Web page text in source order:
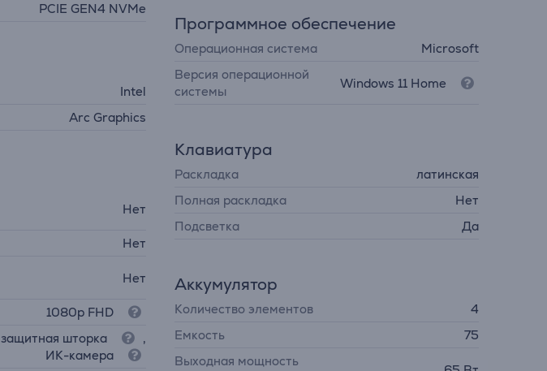
PCIE GEN4 NVMe
Intel
Arc Graphics
Нет
Нет
Нет
1080p FHD
защитная шторка
,
ИК-камера
Программное обеспечение
Операционная система
Microsoft
Версия операционной
системы
Windows 11 Home
Клавиатура
Раскладка
латинская
Полная раскладка
Нет
Подсветка
Да
Аккумулятор
Количество элементов
4
Емкость
75
Выходная мощность